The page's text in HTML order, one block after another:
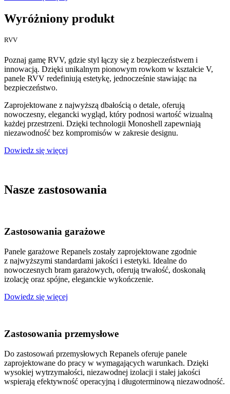
Wyróżniony produkt
RVV
Poznaj gamę RVV, gdzie styl łączy się z bezpieczeństwem i
innowacją. Dzięki unikalnym pionowym rowkom w kształcie V,
panele RVV redefiniują estetykę, jednocześnie stawiając na
bezpieczeństwo.
Zaprojektowane z najwyższą dbałością o detale, oferują
nowoczesny, elegancki wygląd, który podnosi wartość wizualną
każdej przestrzeni. Dzięki technologii Monoshell zapewniają
niezawodność bez kompromisów w zakresie designu.
Dowiedz się więcej
Nasze zastosowania
Zastosowania garażowe
Panele garażowe Repanels zostały zaprojektowane zgodnie
z najwyższymi standardami jakości i estetyki. Idealne do
nowoczesnych bram garażowych, oferują trwałość, doskonałą
izolację oraz spójne, eleganckie wykończenie.
Dowiedz się więcej
Zastosowania przemysłowe
Do zastosowań przemysłowych Repanels oferuje panele
zaprojektowane do pracy w wymagających warunkach. Dzięki
wysokiej wytrzymałości, niezawodnej izolacji i stałej jakości
wspierają efektywność operacyjną i długoterminową niezawodność.